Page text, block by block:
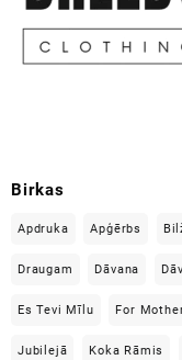
Birkas
Apdruka Apģērbs
Draugam Dāvana
Es Tevi Mīlu For
Jubilejā Koka Rāmis